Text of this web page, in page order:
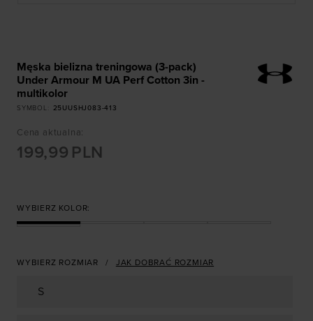
Męska bielizna treningowa (3-pack)
Under Armour M UA Perf Cotton 3in -
multikolor
SYMBOL 25UUSHJ083-413
Cena aktualna:
199,99 PLN
WYBIERZ KOLOR:
WYBIERZ ROZMIAR JAK DOBRAĆ ROZMIAR
S